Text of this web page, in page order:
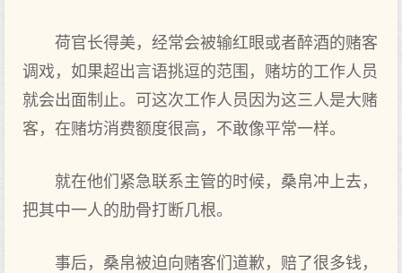
荷官长得美，经常会被输红眼或者醉酒的赌客
调戏，如果超出言语挑逗的范围，赌坊的工作人员
就会出面制止。可这次工作人员因为这三人是大赌
客，在赌坊消费额度很高，不敢像平常一样。
就在他们紧急联系主管的时候，桑帛冲上去，
把其中一人的肋骨打断几根。
事后，桑帛被迫向赌客们道歉，赔了很多钱，